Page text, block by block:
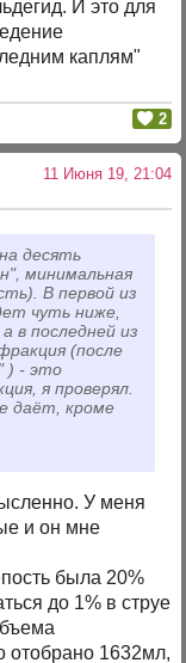
И это для
каплям"
2
11 Июня 19, 21:04
десять
минимальная
В первой из
чуть ниже,
в последней из
(после
) - это
я проверял.
даёт, кроме
У меня
и он мне
была 20%
до 1% в струе
отобрано 1632мл,